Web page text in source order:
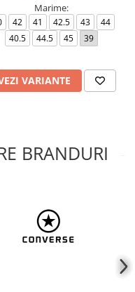
Marime:
42 41 42.5 43
44
40.5
44.5 45 39
VARIANTE
BRANDURI